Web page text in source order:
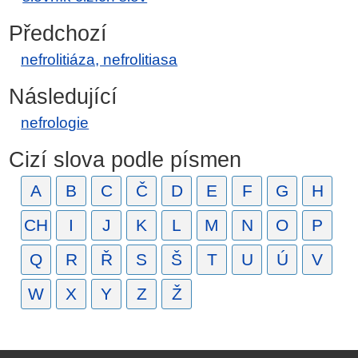
Předchozí
nefrolitiáza, nefrolitiasa
Následující
nefrologie
Cizí slova podle písmen
A B C Č D E F G
H
CH
I J K L M N O
P
Q
R Ř S Š T U Ú
V
W
X Y Z Ž